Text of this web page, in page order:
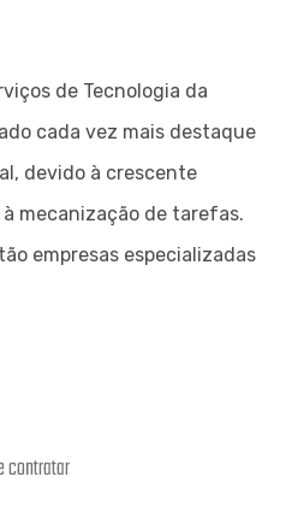
de Tecnologia da
cada vez mais destaque
devido à crescente
mecanização de tarefas.
empresas especializadas